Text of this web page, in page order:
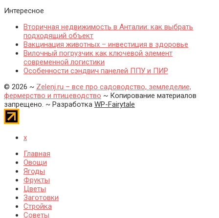
Интересное
Вторичная недвижимость в Анталии: как выбрать
подходящий объект
Вакцинация животных – инвестиция в здоровье
Вилочный погрузчик как ключевой элемент
современной логистики
Особенности сэндвич панелей ППУ и ПИР
© 2026 ~ Zelenj.ru – все про садоводство, земледелие,
фермерство и птицеводство ~ Копирование материалов
запрещено. ~ Разработка WP-Fairytale
x
Главная
Овощи
Ягоды
Фрукты
Цветы
Заготовки
Стройка
Советы